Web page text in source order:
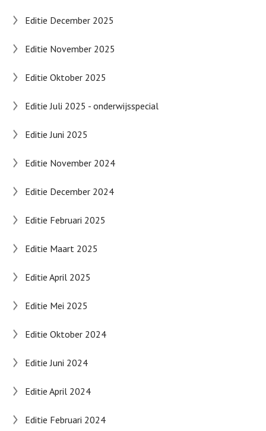
Editie December 2025
Editie November 2025
Editie Oktober 2025
Editie Juli 2025 - onderwijsspecial
Editie Juni 2025
Editie November 2024
Editie December 2024
Editie Februari 2025
Editie Maart 2025
Editie April 2025
Editie Mei 2025
Editie Oktober 2024
Editie Juni 2024
Editie April 2024
Editie Februari 2024